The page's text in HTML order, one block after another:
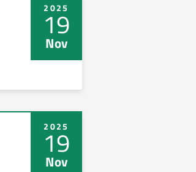
2025
19
Nov
2025
19
Nov